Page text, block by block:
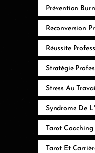
Prévention
Reconversion
Réussite
Stratégie
Stress Au
Syndrome De
Tarot Coaching
Tarot Et